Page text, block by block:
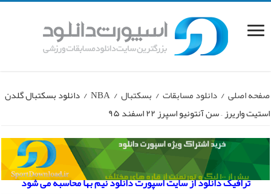
صفحه اصلی / دانلود مسابقات / بسکتبال /
NBA
/ دانلود بسکتبال گلدن
استیت واریرز – سن آنتونیو اسپرز ۲۲ اسفند ۹۵
ترافیک دانلود از سایت اسپورت دانلود نیم بها محاسبه می شود